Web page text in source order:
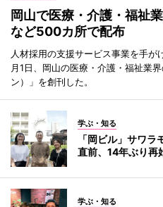
岡山で医療・介護・福祉
など500カ所で配布
人材採用の支援サービス事業を手
月1日、岡山の医療・介護・福祉業
ン）」を創刊した。
学ぶ・知る
「岡ビル」サワ
直前、14年ぶり再
学ぶ・知る